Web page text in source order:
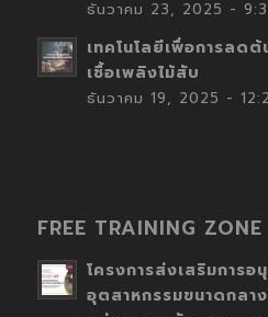
ธันวาคม 23, 2025 -
เทคโนโลยีเพื่อการลด
เชื้อเพลิงไม้สับ
ธันวาคม 19, 2025 -
FREE TRAINING ZONE
โครงการส่งเสริมการอ
อุตสาหกรรมขนาดกลา